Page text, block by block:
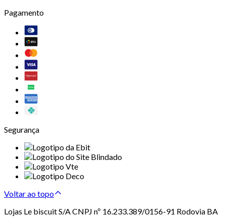
Pagamento
Segurança
Voltar ao topo
Lojas Le biscuit S/A CNPJ nº 16.233.389/0156-91 Rodovia BA